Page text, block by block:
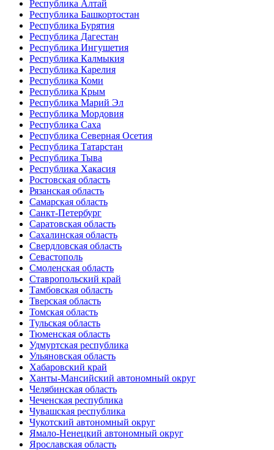
Республика Алтай
Республика Башкортостан
Республика Бурятия
Республика Дагестан
Республика Ингушетия
Республика Калмыкия
Республика Карелия
Республика Коми
Республика Крым
Республика Марий Эл
Республика Мордовия
Республика Саха
Республика Северная Осетия
Республика Татарстан
Республика Тыва
Республика Хакасия
Ростовская область
Рязанская область
Самарская область
Санкт-Петербург
Саратовская область
Сахалинская область
Свердловская область
Севастополь
Смоленская область
Ставропольский край
Тамбовская область
Тверская область
Томская область
Тульская область
Тюменская область
Удмуртская республика
Ульяновская область
Хабаровский край
Ханты-Мансийский автономный округ
Челябинская область
Чеченская республика
Чувашская республика
Чукотский автономный округ
Ямало-Ненецкий автономный округ
Ярославская область